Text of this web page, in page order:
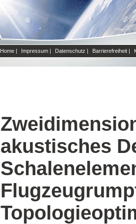
Home | Impressum | Datenschutz | Barrierefreiheit |
akustisches